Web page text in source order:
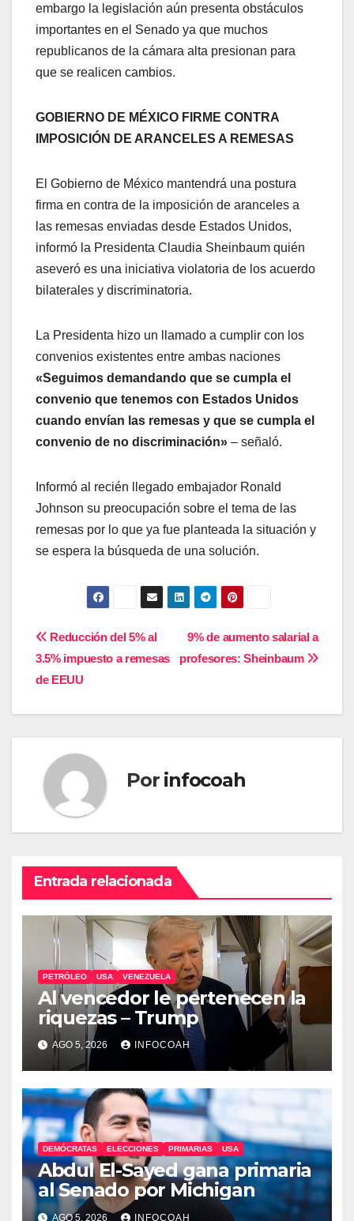
embargo la legislación aún presenta obstáculos
importantes en el Senado ya que muchos
republicanos de la cámara alta presionan para
que se realicen cambios.
GOBIERNO DE MÉXICO FIRME CONTRA
IMPOSICIÓN DE ARANCELES A REMESAS
El Gobierno de México mantendrá una postura
firma en contra de la imposición de aranceles a
las remesas enviadas desde Estados Unidos,
informó la Presidenta Claudia Sheinbaum quién
aseveró es una iniciativa violatoria de los acuerdo
bilaterales y discriminatoria.
La Presidenta hizo un llamado a cumplir con los
convenios existentes entre ambas naciones
«Seguimos demandando que se cumpla el
convenio que tenemos con Estados Unidos
cuando envían las remesas y que se cumpla el
convenio de no discriminación» – señaló.
Informó al recién llegado embajador Ronald
Johnson su preocupación sobre el tema de las
remesas por lo que ya fue planteada la situación y
se espera la búsqueda de una solución.
Navegación
de
entradas
9% de aumento salarial a
profesores: Sheinbaum
Reducción del 5% al
3.5% impuesto a remesas
de EEUU
Por infocoah
Entrada relacionada
PETRÓLEO USA VENEZUELA
Al vencedor le pertenecen la
riquezas – Trump
AGO 5, 2026 INFOCOAH
DEMÓCRATAS ELECCIONES PRIMARIAS USA
Abdul El-Sayed gana primaria
al Senado por Michigan
AGO 5, 2026 INFOCOAH